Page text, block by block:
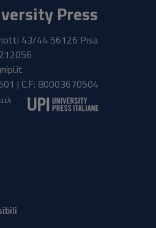
Press
43/44 56126 Pisa
| C.F: 80003670504